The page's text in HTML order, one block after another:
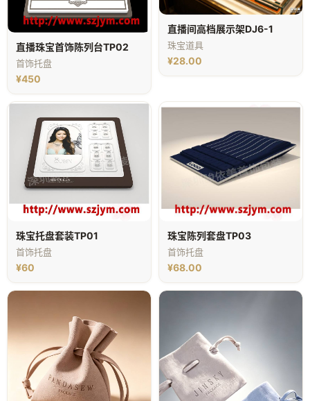
直播珠宝首饰陈列台TP02
首饰托盘
¥450
直播间高档展示架DJ6-1
珠宝道具
¥28.00
珠宝托盘套装TP01
首饰托盘
¥60
珠宝陈列套盘TP03
首饰托盘
¥68.00